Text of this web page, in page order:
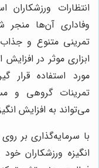
انتظارات
وفاداری آن‌ها منجر
تمرینی متنوع و
ابزاری موثر در
مورد استفاده قرار
تمرینات گروهی و
می‌تواند به افزایش
با سرمایه‌گذاری بر
انگیزه ورزشکاران